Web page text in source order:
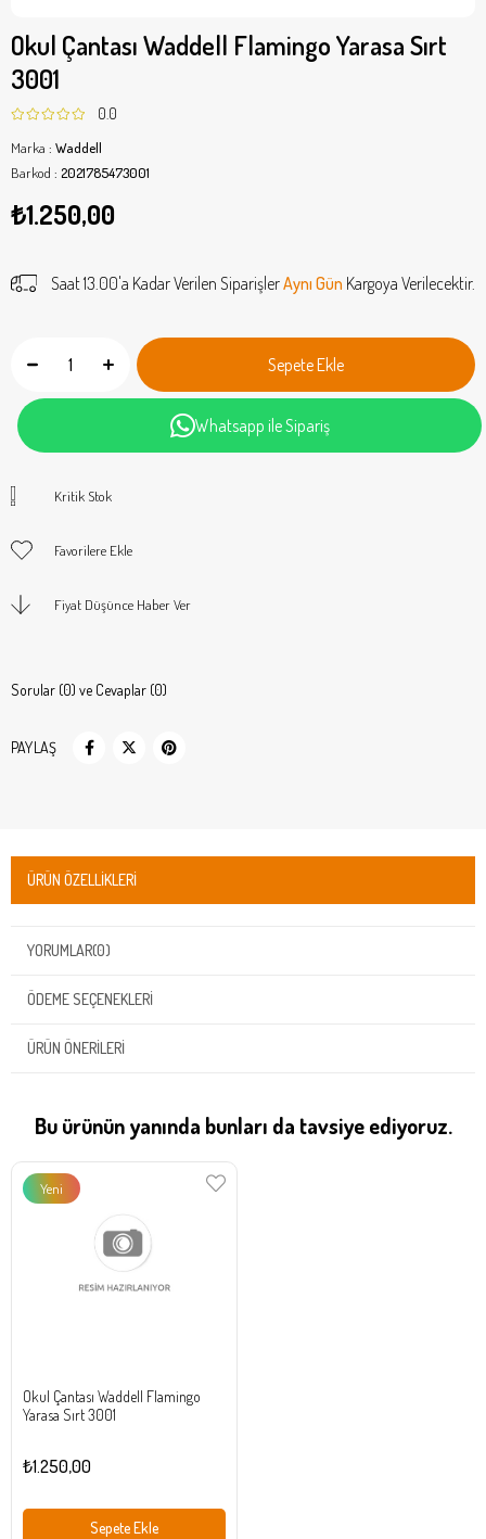
Okul Çantası Waddell Flamingo Yarasa Sırt
3001
0.0
Marka : Waddell
Barkod : 2021785473001
₺1.250,00
Saat 13.00'a Kadar Verilen SiparişlerAynı Gün Kargoya Verilecektir.
Whatsapp ile Sipariş
Kritik Stok
Favorilere Ekle
Fiyat Düşünce Haber Ver
Sorular (0) ve Cevaplar (0)
PAYLAŞ
ÜRÜN ÖZELLIKLERI
YORUMLAR(0)
ÖDEME SEÇENEKLERI
ÜRÜN ÖNERILERI
Bu ürünün yanında bunları da tavsiye ediyoruz.
Okul Çantası Waddell Flamingo
Yarasa Sırt 3001
₺1.250,00
Sepete Ekle
Yeni